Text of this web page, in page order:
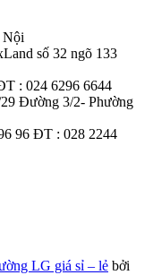
Nội
số 32 ngõ 133
: 024 6296 6644
Đường 3/2- Phường
96 ĐT : 028 2244
LG giá sỉ – lẻ bởi